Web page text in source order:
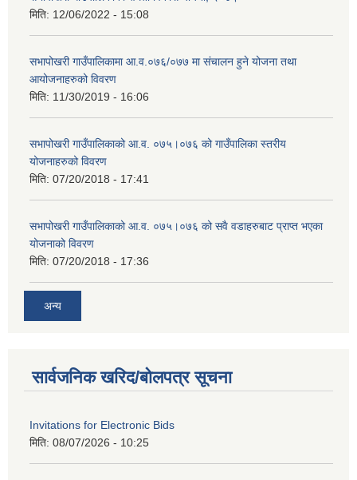
मिति: 12/06/2022 - 15:08
सभापोखरी गाउँपालिकामा आ.व.०७६/०७७ मा संचालन हुने योजना तथा
आयोजनाहरुको विवरण
मिति: 11/30/2019 - 16:06
सभापोखरी गाउँपालिकाको आ.व. ०७५।०७६ को गाउँपालिका स्तरीय
योजनाहरुको विवरण
मिति: 07/20/2018 - 17:41
सभापोखरी गाउँपालिकाको आ.व. ०७५।०७६ को सवै वडाहरुबाट प्राप्त भएका
योजनाको विवरण
मिति: 07/20/2018 - 17:36
अन्य
सार्वजनिक खरिद/बोलपत्र सूचना
Invitations for Electronic Bids
मिति: 08/07/2026 - 10:25